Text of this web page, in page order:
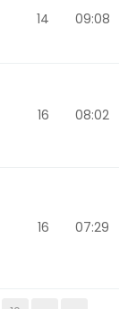
14 09:08
16 08:02
16 07:29